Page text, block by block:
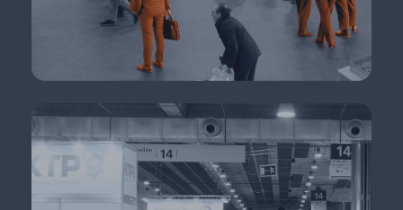
Descubre más